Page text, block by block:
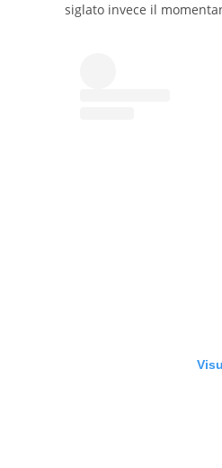
siglato invece il